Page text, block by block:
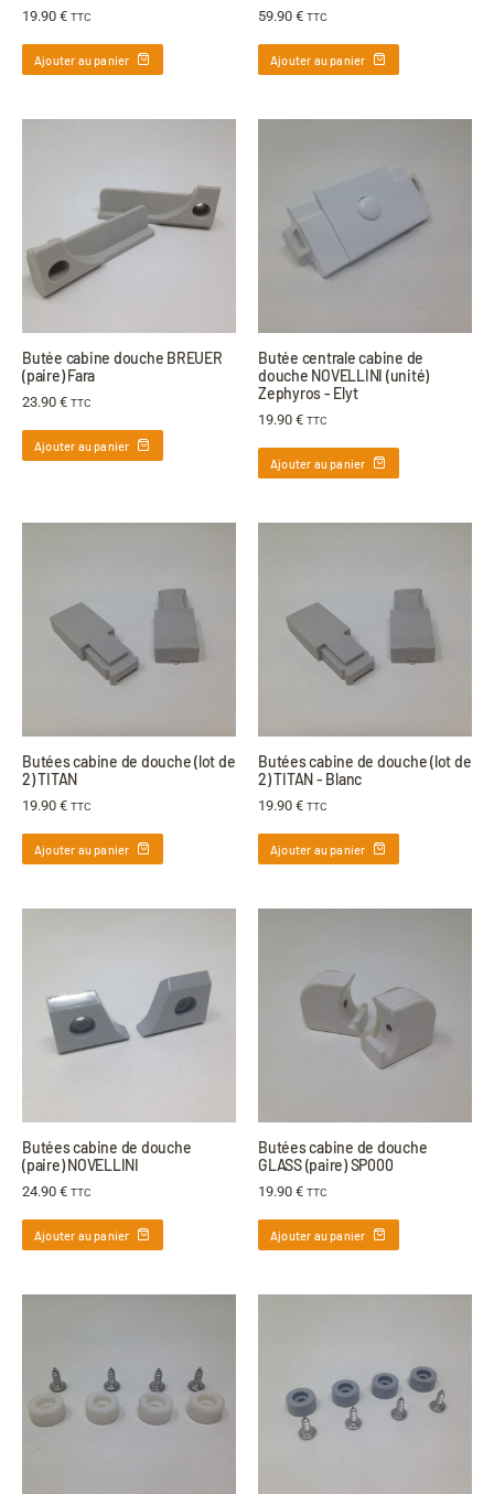
19.90 € TTC
Ajouter au panier
59.90 € TTC
Ajouter au panier
Butée cabine douche BREUER
(paire) Fara
23.90 € TTC
Ajouter au panier
Butée centrale cabine de
douche NOVELLINI (unité)
Zephyros - Elyt
19.90 € TTC
Ajouter au panier
Butées cabine de douche (lot de
2) TITAN
19.90 € TTC
Ajouter au panier
Butées cabine de douche (lot de
2) TITAN - Blanc
19.90 € TTC
Ajouter au panier
Butées cabine de douche
(paire) NOVELLINI
24.90 € TTC
Ajouter au panier
Butées cabine de douche
GLASS (paire) SP000
19.90 € TTC
Ajouter au panier